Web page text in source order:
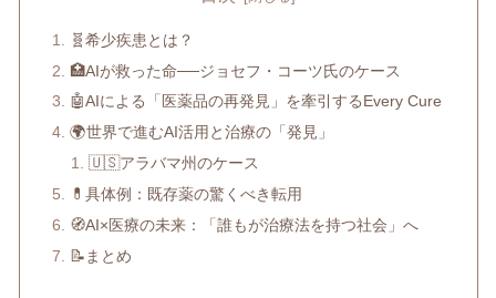
🧬希少疾患とは？
🏥AIが救った命──ジョセフ・コーツ氏のケース
🤖AIによる「医薬品の再発見」を牽引するEvery Cure
🌍世界で進むAI活用と治療の「発見」
🇺🇸アラバマ州のケース
💊具体例：既存薬の驚くべき転用
🧭AI×医療の未来：「誰もが治療法を持つ社会」へ
📝まとめ